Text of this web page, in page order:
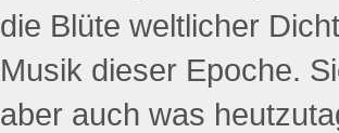
die Blüte weltlicher
Musik dieser Epoche.
aber auch was